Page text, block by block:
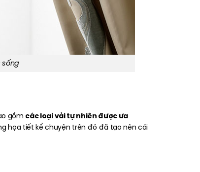
sống
gồm các loại vải tự nhiên được ưa
họa tiết kể chuyện trên đó đã tạo nên cái